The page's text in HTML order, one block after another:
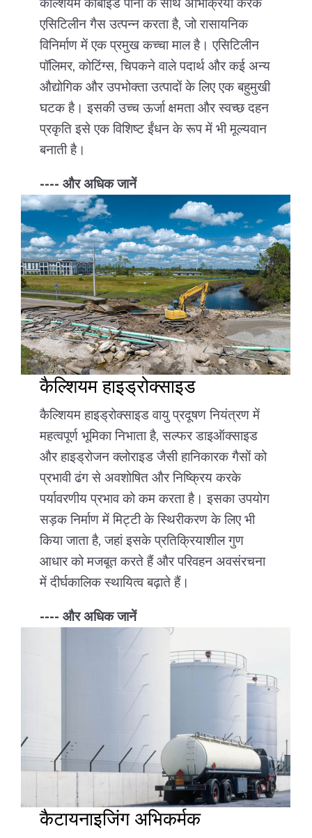
एसिटिलीन गैस उत्पन्न करता है, जो रासायनिक
विनिर्माण में एक प्रमुख कच्चा माल है। एसिटिलीन
पॉलिमर, कोटिंग्स, चिपकने वाले पदार्थ और कई अन्य
औद्योगिक और उपभोक्ता उत्पादों के लिए एक बहुमुखी
घटक है। इसकी उच्च ऊर्जा क्षमता और स्वच्छ दहन
प्रकृति इसे एक विशिष्ट ईंधन के रूप में भी मूल्यवान
बनाती है।
---- और अधिक जानें
कैल्शियम हाइड्रोक्साइड
कैल्शियम हाइड्रोक्साइड वायु प्रदूषण नियंत्रण में
महत्वपूर्ण भूमिका निभाता है, सल्फर डाइऑक्साइड
और हाइड्रोजन क्लोराइड जैसी हानिकारक गैसों को
प्रभावी ढंग से अवशोषित और निष्क्रिय करके
पर्यावरणीय प्रभाव को कम करता है। इसका उपयोग
सड़क निर्माण में मिट्टी के स्थिरीकरण के लिए भी
किया जाता है, जहां इसके प्रतिक्रियाशील गुण
आधार को मजबूत करते हैं और परिवहन अवसंरचना
में दीर्घकालिक स्थायित्व बढ़ाते हैं।
---- और अधिक जानें
कैटायनाइजिंग अभिकर्मक